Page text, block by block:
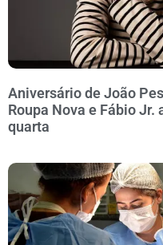
Aniversário de João
Roupa Nova e Fábio Jr.
quarta